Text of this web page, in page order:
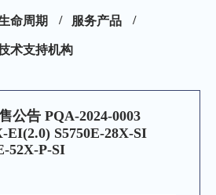
命周期 服务产品
术支持机构
公告 PQA-2024-0003
EI(2.0) S5750E-28X-SI
52X-P-SI